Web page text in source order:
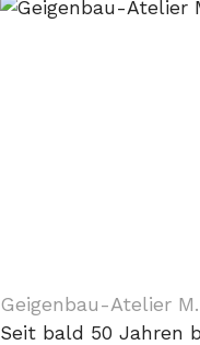
Geigenbau-Atelier
Seit bald 50 Jahren